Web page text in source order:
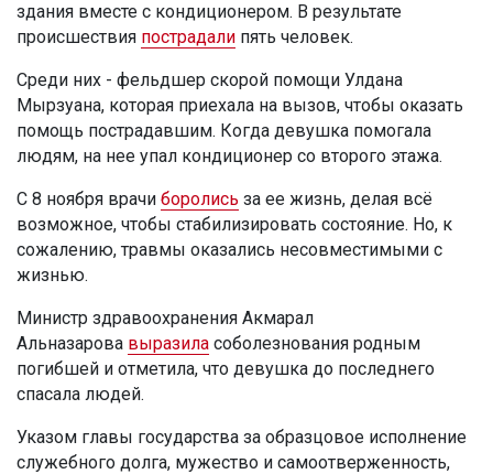
здания вместе с кондиционером. В результате
происшествия пострадали пять человек.
Среди них - фельдшер скорой помощи Улдана
Мырзуана, которая приехала на вызов, чтобы оказать
помощь пострадавшим. Когда девушка помогала
людям, на нее упал кондиционер со второго этажа.
С 8 ноября врачи боролись за ее жизнь, делая всё
возможное, чтобы стабилизировать состояние. Но, к
сожалению, травмы оказались несовместимыми с
жизнью.
Министр здравоохранения Акмарал
Альназарова выразила соболезнования родным
погибшей и отметила, что девушка до последнего
спасала людей.
Указом главы государства за образцовое исполнение
служебного долга, мужество и самоотверженность,